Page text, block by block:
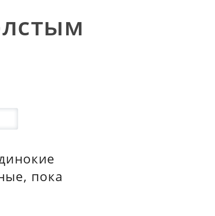
пока